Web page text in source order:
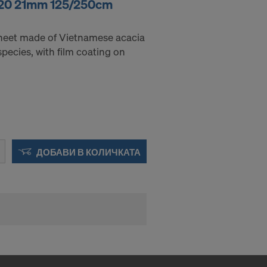
21mm 125/250cm
made of Vietnamese acacia
with film coating on
ДОБАВИ В КОЛИЧКАТА